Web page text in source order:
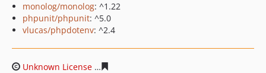
monolog/monolog: ^1.22
phpunit/phpunit: ^5.0
vlucas/phpdotenv: ^2.4
Unknown License